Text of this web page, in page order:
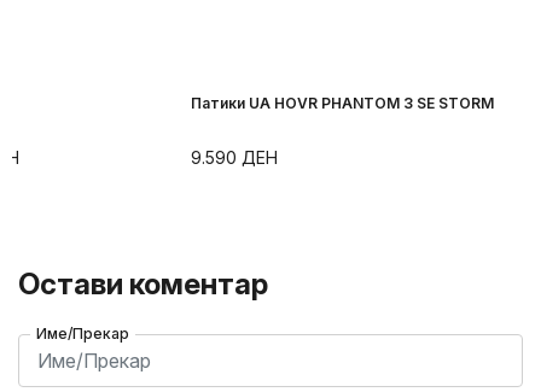
Патики UA HOVR PHANTOM 3 SE STORM
9.590 ДЕН
Остави коментар
Име/Прекар